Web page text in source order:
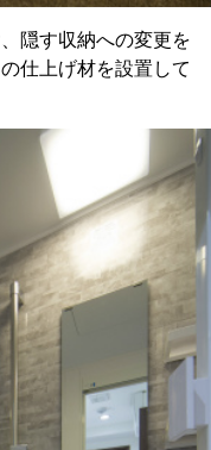
隠す収納への変更を
仕上げ材を設置して